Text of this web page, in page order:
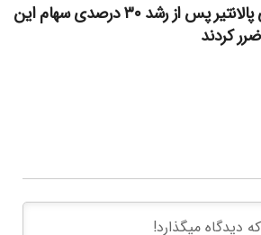
فروشندگان استقراضی پالانتیر پس از رشد ۳۰ درصدی سهام این